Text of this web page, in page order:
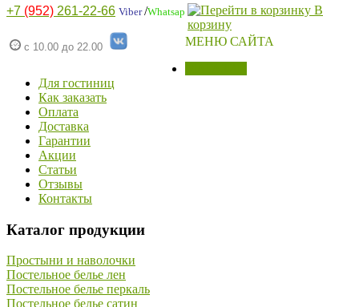
+7 (952) 261-22-66 Viber/Whatsap
с 10.00 до 22.00
В
корзину
МЕНЮ САЙТА
Для гостиниц
Как заказать
Оплата
Доставка
Гарантии
Акции
Статьи
Отзывы
Контакты
Каталог продукции
Простыни и наволочки
Постельное белье лен
Постельное белье перкаль
Постельное белье сатин